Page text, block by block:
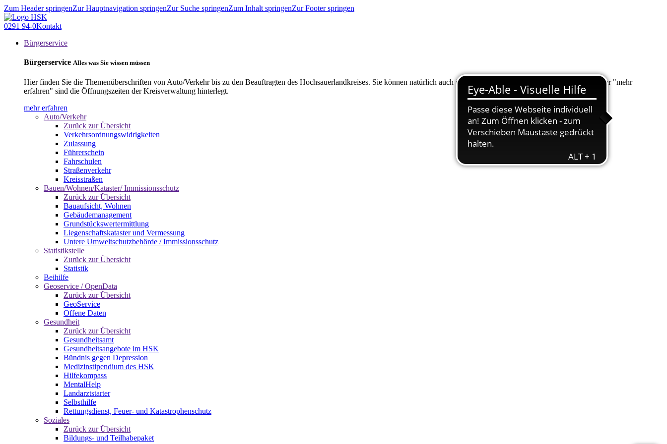
Zum Header springenZur Hauptnavigation springenZur Suche springenZum Inhalt springenZur Footer springen
0291 94-0Kontakt
Bürgerservice
Bürgerservice Alles was Sie wissen müssen
Hier finden Sie die Themenüberschriften von Auto/Verkehr bis zu den Beauftragten des Hochsauerlandkreises. Sie können natürlich auch über "Suche" nach Ihrem Anliegen suchen. Unter "mehr
erfahren" sind die Öffnungszeiten der Kreisverwaltung hinterlegt.
mehr erfahren
Auto/Verkehr
Zurück zur Übersicht
Verkehrsordnungswidrigkeiten
Zulassung
Führerschein
Fahrschulen
Straßenverkehr
Kreisstraßen
Bauen/Wohnen/Kataster/ Immissionsschutz
Zurück zur Übersicht
Bauaufsicht, Wohnen
Gebäudemanagement
Grundstückswertermittlung
Liegenschaftskataster und Vermessung
Untere Umweltschutzbehörde / Immissionsschutz
Statistikstelle
Zurück zur Übersicht
Statistik
Beihilfe
Geoservice / OpenData
Zurück zur Übersicht
GeoService
Offene Daten
Gesundheit
Zurück zur Übersicht
Gesundheitsamt
Gesundheitsangebote im HSK
Bündnis gegen Depression
Medizinstipendium des HSK
Hilfekompass
MentalHelp
Landarztstarter
Selbsthilfe
Rettungsdienst, Feuer- und Katastrophenschutz
Soziales
Zurück zur Übersicht
Bildungs- und Teilhabepaket